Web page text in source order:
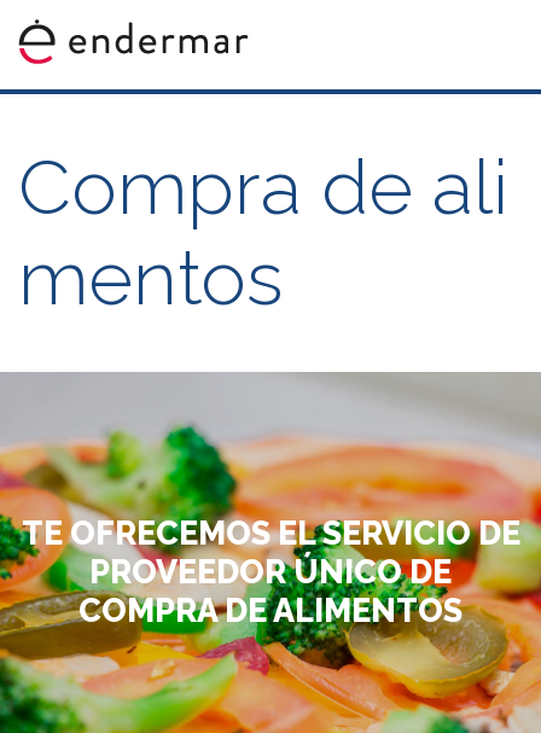
Compra de ali
mentos
TE OFRECEMOS EL SERVICIO DE
PROVEEDOR ÚNICO DE
COMPRA DE ALIMENTOS